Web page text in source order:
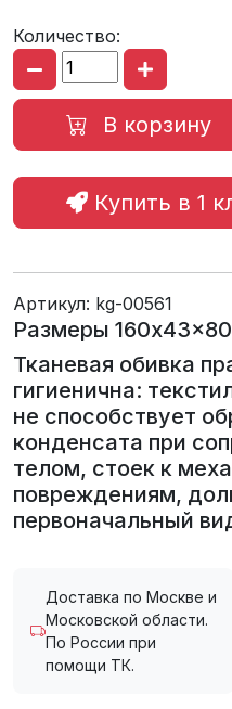
Количество:
В корзину
Купить в 1
Артикул: kg-00561
Размеры 160x43x80
Тканевая обивка
гигиенична:
не способствует
конденсата при
телом, стоек к
повреждениям,
первоначальный
Доставка по Москве и
Московской области.
По России при
помощи ТК.